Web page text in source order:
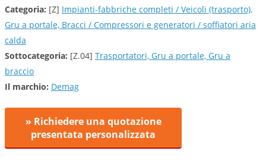
Categoria: [Z] Impianti-fabbriche completi / Veicoli (trasporto),
Gru a portale, Bracci / Compressori e generatori / soffiatori aria
calda
Sottocategoria: [Z.04] Trasportatori, Gru a portale, Gru a
braccio
Il marchio: Demag
» Richiedere una quotazione
presentata personalizzata